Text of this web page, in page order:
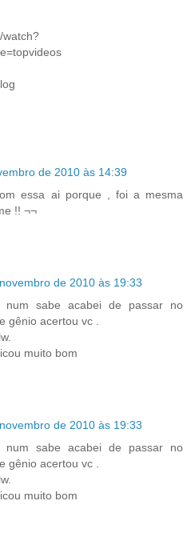
watch?
de 2010 às 14:39
essa ai porque , foi a mesma
!! ¬¬
de 2010 às 19:33
sabe acabei de passar no
gênio acertou vc .
muito bom
de 2010 às 19:33
sabe acabei de passar no
gênio acertou vc .
muito bom